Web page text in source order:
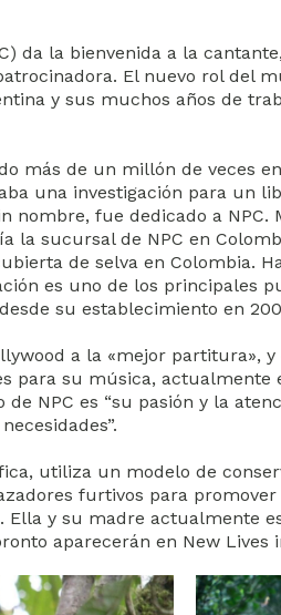
da la bienvenida a la
El nuevo rol del
y sus muchos años de
más de un millón de veces
una investigación para un
fue dedicado a NPC.
la sucursal de NPC en
de selva en Colombia.
es uno de los principales
su establecimiento en
a la «mejor partitura»,
para su música,
NPC es “su pasión y la
utiliza un modelo de
furtivos para
Ella y su madre actualmente
aparecerán en New Lives